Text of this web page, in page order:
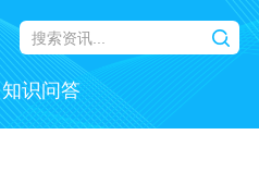
知识问答